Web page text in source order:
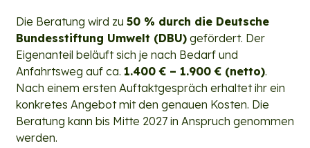
Die Beratung wird zu 50 % durch die Deutsche
Bundesstiftung Umwelt (DBU)gefördert. Der
Eigenanteil beläuft sich je nach Bedarf und
Anfahrtsweg auf ca. 1.400 € – 1.900 € (netto).
Nach einem ersten Auftaktgespräch erhaltet ihr ein
konkretes Angebot mit den genauen Kosten. Die
Beratung kann bis Mitte 2027 in Anspruch genommen
werden.